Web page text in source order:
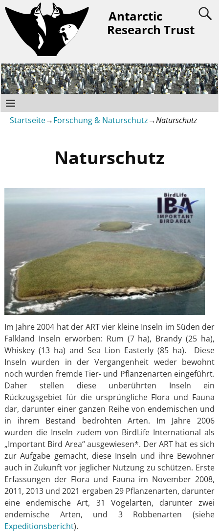
Antarctic
Research Trust
Startseite→Forschung & Naturschutz→Naturschutz
Naturschutz
Im Jahre 2004 hat der ART vier kleine Inseln im Süden der
Falkland Inseln erworben: Rum (7 ha), Brandy (25 ha),
Whiskey (13 ha) and Sea Lion Easterly (85 ha). Diese
Inseln wurden in der Vergangenheit weder bewohnt
noch wurden fremde Tier- und Pflanzenarten eingeführt.
Daher stellen diese unberührten Inseln ein
Rückzugsgebiet für die ursprüngliche Flora und Fauna
dar, darunter einer ganzen Reihe von endemischen und
in ihrem Bestand bedrohten Arten. Im Jahre 2006
wurden die Inseln zudem von BirdLife International als
„Important Bird Area“ ausgewiesen*. Der ART hat es sich
zur Aufgabe gemacht, diese Inseln und ihre Bewohner
auch in Zukunft vor jeglicher Nutzung zu schützen. Erste
Erfassungen der Flora und Fauna im November 2008,
2011, 2013 und 2021 ergaben 29 Pflanzenarten, darunter
eine endemische Art, 31 Vogelarten, darunter zwei
endemische Arten, und 3 Robbenarten (siehe
Expeditionsbericht).